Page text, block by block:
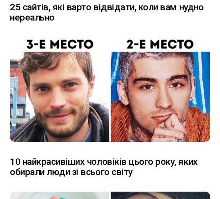
25 сайтів, які варто відвідати, коли вам нудно
нереально
10 найкрасивіших чоловіків цього року, яких
обирали люди зі всього світу